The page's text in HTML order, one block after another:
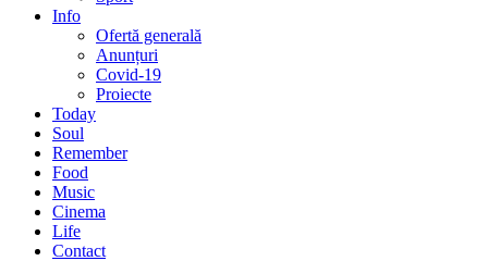
Info
Ofertă generală
Anunțuri
Covid-19
Proiecte
Today
Soul
Remember
Food
Music
Cinema
Life
Contact